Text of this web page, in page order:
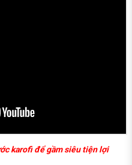
karofi để gầm siêu tiện lợi